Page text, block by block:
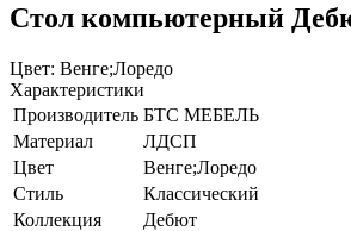
Стол компьютерный
Цвет: Венге;Лоредо
Характеристики
Производитель БТС МЕБЕЛЬ
Материал
ЛДСП
Цвет
Венге;Лоредо
Стиль
Классический
Коллекция
Дебют